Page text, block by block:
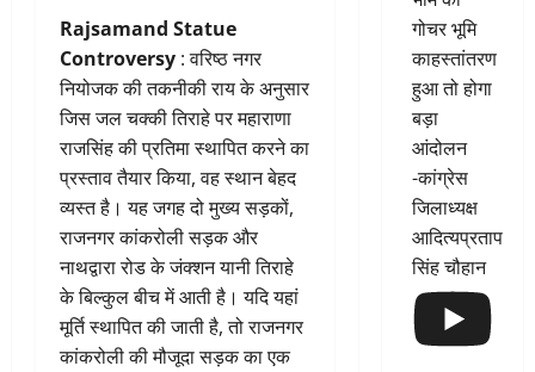
Rajsamand Statue
Controversy : वरिष्ठ नगर
नियोजक की तकनीकी राय के अनुसार
जिस जल चक्की तिराहे पर महाराणा
राजसिंह की प्रतिमा स्थापित करने का
प्रस्ताव तैयार किया, वह स्थान बेहद
व्यस्त है। यह जगह दो मुख्य सड़कों,
राजनगर कांकरोली सड़क और
नाथद्वारा रोड के जंक्शन यानी तिराहे
के बिल्कुल बीच में आती है। यदि यहां
मूर्ति स्थापित की जाती है, तो राजनगर
कांकरोली की मौजूदा सड़क का एक
गोचर भूमि
काहस्तांतरण
हुआ तो होगा
बड़ा
आंदोलन
-कांग्रेस
जिलाध्यक्ष
आदित्यप्रताप
सिंह चौहान